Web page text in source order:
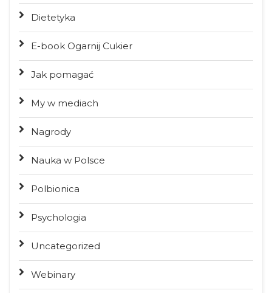
Dietetyka
E-book Ogarnij Cukier
Jak pomagać
My w mediach
Nagrody
Nauka w Polsce
Polbionica
Psychologia
Uncategorized
Webinary